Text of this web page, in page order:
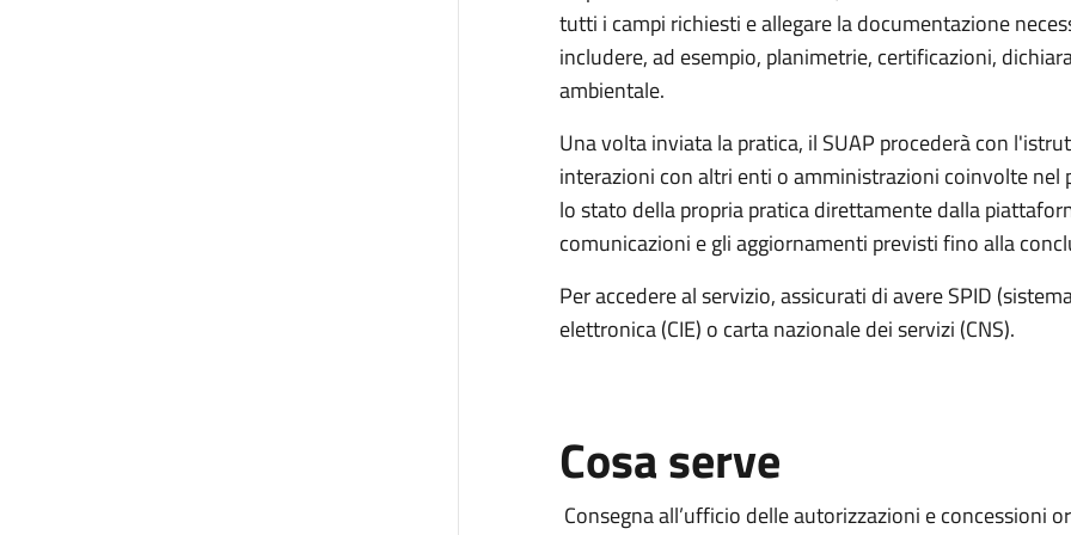
tutti i campi richiesti e allegare la documentazione
includere, ad esempio, planimetrie, certificazioni,
ambientale.
Una volta inviata la pratica, il SUAP procederà con
interazioni con altri enti o amministrazioni coinvolte
lo stato della propria pratica direttamente dalla
comunicazioni e gli aggiornamenti previsti fino alla
Per accedere al servizio, assicurati di avere SPID
elettronica (CIE) o carta nazionale dei servizi (CNS).
Cosa serve
Consegna all’ufficio delle autorizzazioni e concessioni